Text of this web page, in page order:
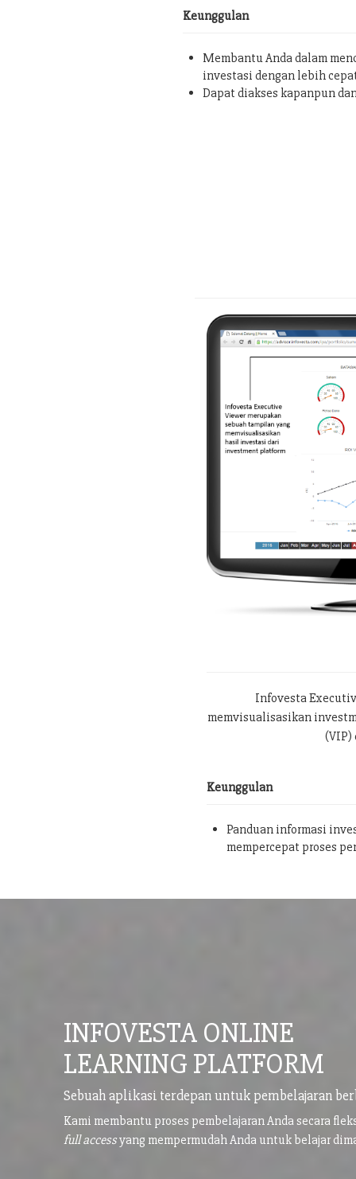
Keunggulan
Membantu Anda dalam
investasi dengan lebih
Dapat diakses kapanpun
Infovesta
memvisualisasikan
(VIP)
Keunggulan
Panduan informasi
mempercepat proses
INFOVESTA ONLINE
LEARNING PLATFORM
Sebuah aplikasi terdepan untuk pembelajaran
Kami membantu proses pembelajaran Anda secara
full accessyang mempermudah Anda untuk belajar